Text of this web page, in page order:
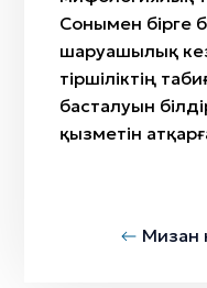
Сонымен бірге
шаруашылық
тіршіліктің
басталуын
қызметін
Мизан